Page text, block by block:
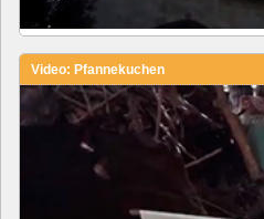
Video: Pfannekuchen